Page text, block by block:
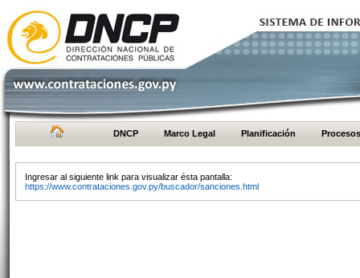
DNCP Marco Legal Planificación Procesos
Ingresar al siguiente link para visualizar ésta pantalla:
https://www.contrataciones.gov.py/buscador/sanciones.html